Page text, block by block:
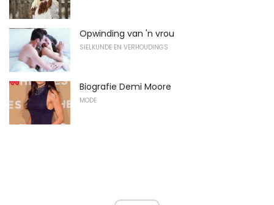
Opwinding van 'n vrou
SIELKUNDE EN VERHOUDINGS
Biografie Demi Moore
MODE